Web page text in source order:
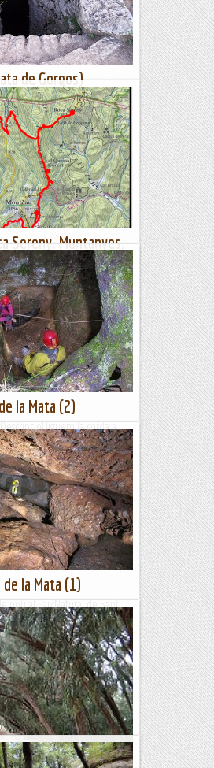
de Gorgos)
situa a recer de dos soques de
que es retorcen entre
aquest...
Sereny. Muntanyes,
llarga pel sector nord del
Munt i l'Obac. La idea és
de les masses que...
la Mata (2)
la corda a
tram inclinat es baixa dins de
de...
la Mata (1)
nou al ParcNatural de Sant
una de les seves cavitats
En aquesta ocasió...
la Mata a Torrevella